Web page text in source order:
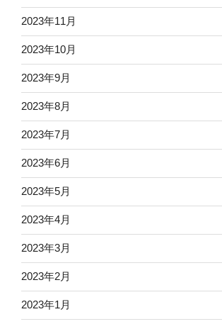
2023年11月
2023年10月
2023年9月
2023年8月
2023年7月
2023年6月
2023年5月
2023年4月
2023年3月
2023年2月
2023年1月